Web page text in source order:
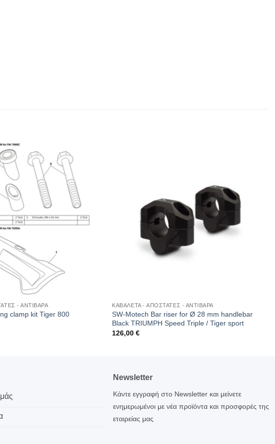
- ΑΝΤΙΒΑΡΑ
clamp kit Tiger 800
ΚΑΒΑΛΕΤΑ - ΑΠΟΣΤΑΤΕΣ - ΑΝΤΙΒΑΡΑ
SW-Motech Bar riser for Ø 28 mm handlebar
Black TRIUMPH Speed Triple / Tiger sport
126,00€
Newsletter
Κάντε εγγραφή στο Newsletter και μείνετε
ενημερωμένοι με νέα προϊόντα και προσφορές της
εταιρείας μας